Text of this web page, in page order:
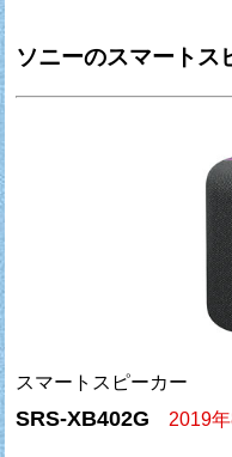
ソニーのスマートス
スマートスピーカー
SRS-XB402G 2019